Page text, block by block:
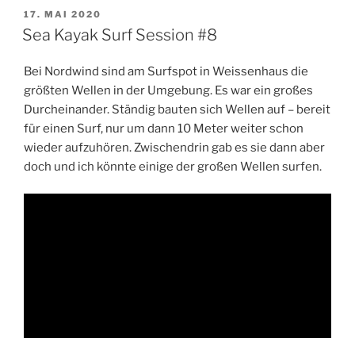
Kim“
VERÖFFENTLICHT
AM
17. MAI 2020
Sea Kayak Surf Session #8
Bei Nordwind sind am Surfspot in Weissenhaus die
größten Wellen in der Umgebung. Es war ein großes
Durcheinander. Ständig bauten sich Wellen auf – bereit
für einen Surf, nur um dann 10 Meter weiter schon
wieder aufzuhören. Zwischendrin gab es sie dann aber
doch und ich könnte einige der großen Wellen surfen.